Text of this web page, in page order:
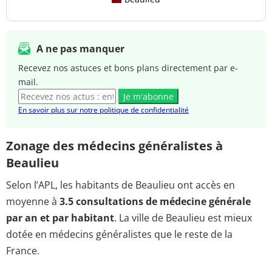
A ne pas manquer
Recevez nos astuces et bons plans directement par e-
mail.
Je m'abonne
En savoir plus sur notre politique de confidentialité
Zonage des médecins généralistes à
Beaulieu
Selon l’APL, les habitants de Beaulieu ont accès en
moyenne à 3.5 consultations de médecine générale
par an et par habitant. La ville de Beaulieu est mieux
dotée en médecins généralistes que le reste de la
France.